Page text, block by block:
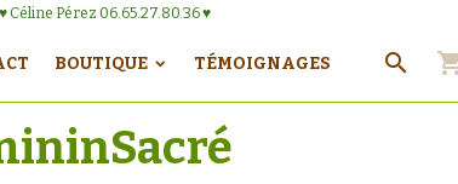
Céline Pérez 06.65.27.80.36 ♥
BOUTIQUE TÉMOIGNAGES